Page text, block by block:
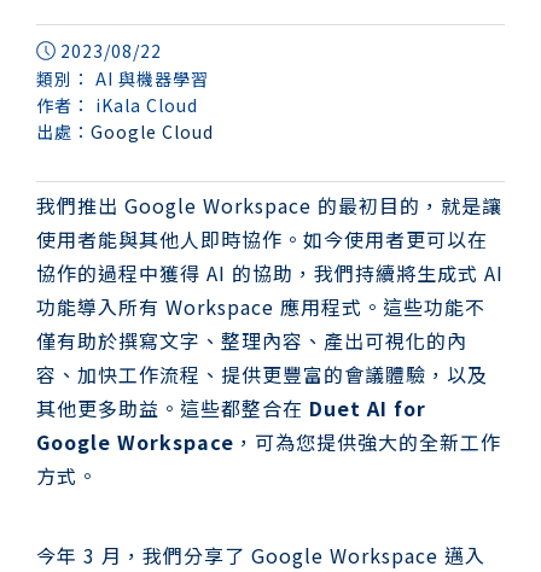
2023/08/22
類別： AI 與機器學習
作者： iKala Cloud
出處： Google Cloud
我們推出 Google Workspace 的最初目的，就是讓
使用者能與其他人即時協作。如今使用者更可以在
協作的過程中獲得 AI 的協助，我們持續將生成式 AI
功能導入所有 Workspace 應用程式。這些功能不
僅有助於撰寫文字、整理內容、產出可視化的內
容、加快工作流程、提供更豐富的會議體驗，以及
其他更多助益。這些都整合在 Duet AI for
Google Workspace ，可為您提供強大的全新工作
方式。
今年 3 月，我們分享了 Google Workspace 邁入